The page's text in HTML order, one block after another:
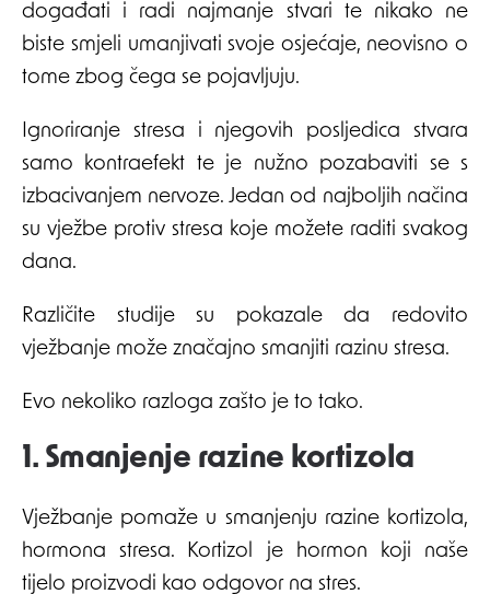
događati i radi najmanje stvari te nikako ne
biste smjeli umanjivati svoje osjećaje, neovisno o
tome zbog čega se pojavljuju.
Ignoriranje stresa i njegovih posljedica stvara
samo kontraefekt te je nužno pozabaviti se s
izbacivanjem nervoze. Jedan od najboljih načina
su vježbe protiv stresa koje možete raditi svakog
dana.
Različite studije su pokazale da redovito
vježbanje može značajno smanjiti razinu stresa.
Evo nekoliko razloga zašto je to tako.
1. Smanjenje razine kortizola
Vježbanje pomaže u smanjenju razine kortizola,
hormona stresa. Kortizol je hormon koji naše
tijelo proizvodi kao odgovor na stres.